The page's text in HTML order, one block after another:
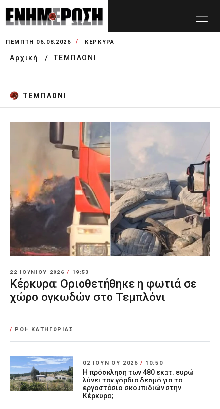
ΠΈΜΠΤΗ 06.08.2026 ΚΕΡΚΥΡΑ
Αρχική ΤΕΜΠΛΟΝΙ
ΤΕΜΠΛΟΝΙ
22 ΙΟΥΝΊΟΥ 2026/ 19:53
Κέρκυρα: Οριοθετήθηκε η φωτιά σε
χώρο ογκωδών στο Τεμπλόνι
/ ΡΟΗ ΚΑΤΗΓΟΡΙΑΣ
02 ΙΟΥΝΊΟΥ 2026 / 10:50
Η πρόσκληση των 480 εκατ. ευρώ
λύνει τον γόρδιο δεσμό για το
εργοστάσιο σκουπιδιών στην
Κέρκυρα;